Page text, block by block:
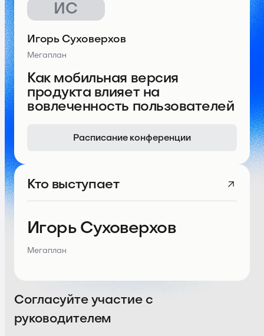
ИС
Как мобильная версия
продукта влияет на
вовлеченность пользователей
Игорь Суховерхов
Мегаплан
Расписание конференции
Кто выступает
Игорь Суховерхов
Мегаплан
Согласуйте участие с
руководителем